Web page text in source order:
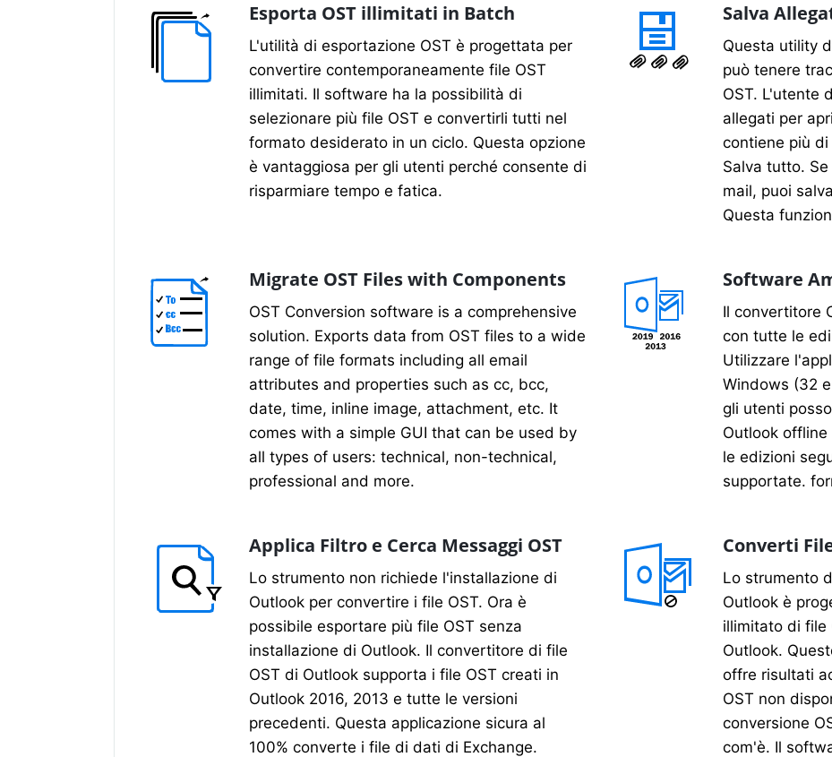
Esporta OST illimitati in Batch
L'utilità di esportazione OST è progettata per
convertire contemporaneamente file OST
illimitati. Il software ha la possibilità di
selezionare più file OST e convertirli tutti nel
formato desiderato in un ciclo. Questa opzione
è vantaggiosa per gli utenti perché consente di
risparmiare tempo e fatica.
Salva
Questa utility
può tenere
OST. L'utente
allegati per
contiene più
Salva tutto.
mail, puoi
Questa
Migrate OST Files with Components
OST Conversion software is a comprehensive
solution. Exports data from OST files to a wide
range of file formats including all email
attributes and properties such as cc, bcc,
date, time, inline image, attachment, etc. It
comes with a simple GUI that can be used by
all types of users: technical, non-technical,
professional and more.
Software
Il convertitore
con tutte le
Utilizzare
Windows (32
gli utenti
Outlook
le edizioni
supportate.
Applica Filtro e Cerca Messaggi OST
Lo strumento non richiede l'installazione di
Outlook per convertire i file OST. Ora è
possibile esportare più file OST senza
installazione di Outlook. Il convertitore di file
OST di Outlook supporta i file OST creati in
Outlook 2016, 2013 e tutte le versioni
precedenti. Questa applicazione sicura al
100% converte i file di dati di Exchange.
Converti
Lo strumento
Outlook è
illimitato di file
Outlook.
offre risultati
OST non
conversione
com'è. Il